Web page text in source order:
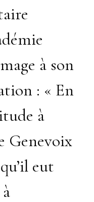
à son
: « En
à
Genevoix
eut